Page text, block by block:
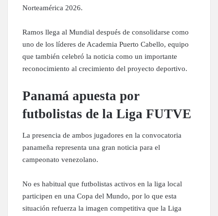
Norteamérica 2026.
Ramos llega al Mundial después de consolidarse como
uno de los líderes de Academia Puerto Cabello, equipo
que también celebró la noticia como un importante
reconocimiento al crecimiento del proyecto deportivo.
Panamá apuesta por
futbolistas de la Liga FUTVE
La presencia de ambos jugadores en la convocatoria
panameña representa una gran noticia para el
campeonato venezolano.
No es habitual que futbolistas activos en la liga local
participen en una Copa del Mundo, por lo que esta
situación refuerza la imagen competitiva que la Liga